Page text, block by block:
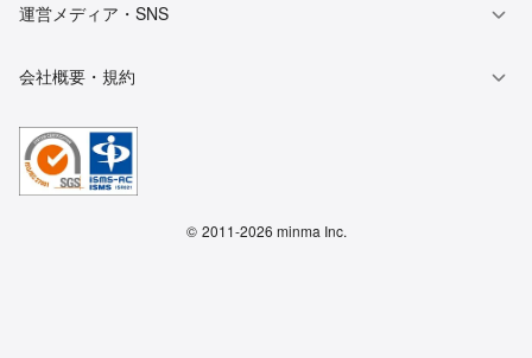
運営メディア・SNS
会社概要・規約
© 2011-2026 minma Inc.